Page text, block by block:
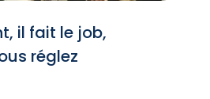
il fait le job,
réglez